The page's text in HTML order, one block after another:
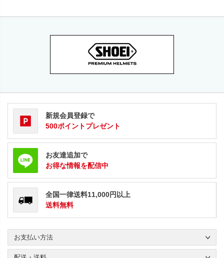
新規会員登録で
500ポイントプレゼント
お友達追加で
お得な情報を配信中
全国一律送料11,000円以上
送料無料
お支払い方法